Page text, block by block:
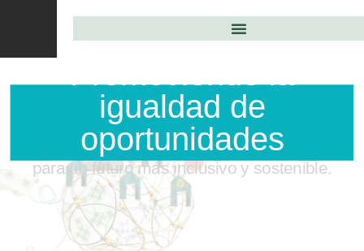
igualdad de
oportunidades
para un futuro más inclusivo y sostenible.